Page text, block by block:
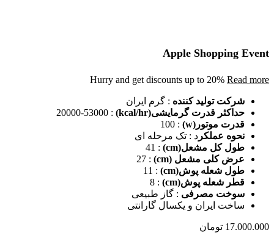
Apple Shopping Event
Hurry and get discounts up to 20% Read more
شرکت تولید کننده : گرم ایران
حداکثر قدرت گرمایشی(kcal/hr)
: 20000-53000
قدرت موتور(w)
: 100
نحوه عملکر د : تک مرحله ای
طول کل مشعل(cm)
: 41
عرض کلی مشعل (cm)
: 27
طول شعله پوش(cm)
: 11
قطر شعله پوش(cm)
: 8
سوخت مصرفی : گاز طبیعی
ساخت ایران و یکسال گارانتی
17.000.000 تومان